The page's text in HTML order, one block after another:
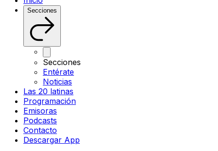
Secciones
Secciones
Entérate
Noticias
Las 20 latinas
Programación
Emisoras
Podcasts
Contacto
Descargar App